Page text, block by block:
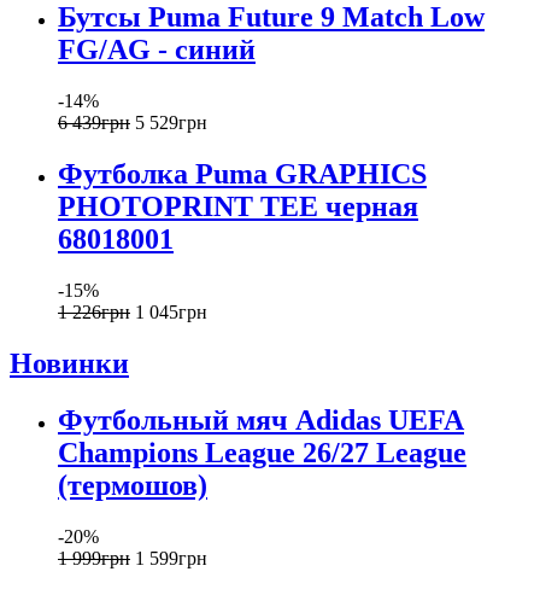
Бутсы Puma Future 9 Match Low
FG/AG - синий
-14%
6 439грн 5 529грн
Футболка Puma GRAPHICS
PHOTOPRINT TEE черная
68018001
-15%
1 226грн 1 045грн
Новинки
Футбольный мяч Adidas UEFA
Champions League 26/27 League
(термошов)
-20%
1 999грн 1 599грн